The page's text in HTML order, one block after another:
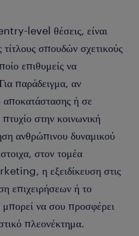
level θέσεις, είναι
τίτλους σπουδών σχετικούς
επιθυμείς να
παράδειγμα, αν
αποκατάστασης ή σε
στην κοινωνική
ανθρώπινου δυναμικού
στον τομέα
η εξειδίκευση στις
επιχειρήσεων ή το
να σου προσφέρει
πλεονέκτημα.